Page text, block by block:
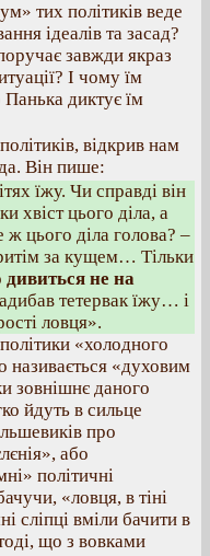
тих політиків веде
ідеалів та засад?
завжди якраз
І чому їм
Панька диктує їм
відкрив нам
Він пише:
їжу. Чи справді він
хвіст цього діла, а
ж цього діла голова? –
за кущем… Тільки
дивиться не на
тетервак їжу… і
ловця».
«холодного
«духовим
зовнішнє даного
йдуть в сильце
про
або
політичні
«ловця, в тіні
сліпці вміли бачити в
що з вовками